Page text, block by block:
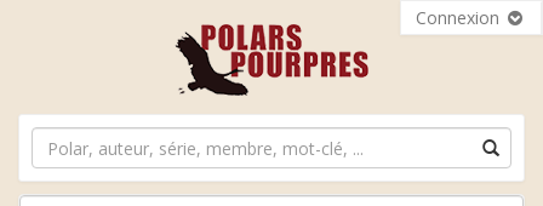
Connexion